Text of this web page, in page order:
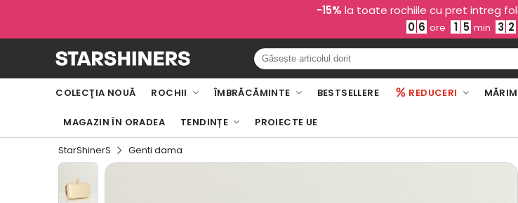
-15% la toate rochiile cu pret intreg
0 6 ore 1 5 min 3 1
COLECŢIA NOUĂ ROCHII ÎMBRĂCĂMINTE BESTSELLERE REDUCERI
MAGAZIN ÎN ORADEA TENDINȚE PROIECTE UE
StarShinerS Genti dama